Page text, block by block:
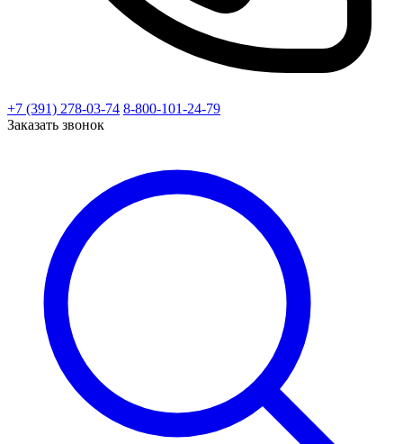
+7 (391) 278-03-74 8-800-101-24-79
Заказать звонок